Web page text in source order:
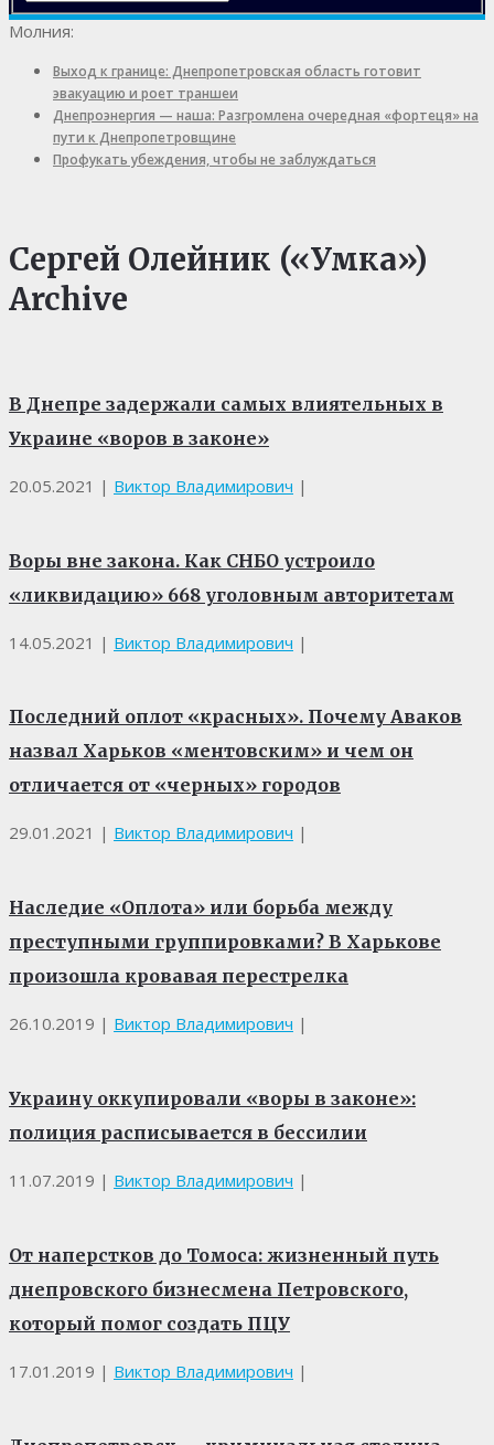
Молния:
Выход к границе: Днепропетровская область готовит
эвакуацию и роет траншеи
Днепроэнергия — наша: Разгромлена очередная «фортеця» на
пути к Днепропетровщине
Профукать убеждения, чтобы не заблуждаться
Сергей Олейник («Умка»)
Archive
В Днепре задержали самых влиятельных в
Украине «воров в законе»
20.05.2021 | Виктор Владимирович |
Воры вне закона. Как СНБО устроило
«ликвидацию» 668 уголовным авторитетам
14.05.2021 | Виктор Владимирович |
Последний оплот «красных». Почему Аваков
назвал Харьков «ментовским» и чем он
отличается от «черных» городов
29.01.2021 | Виктор Владимирович |
Наследие «Оплота» или борьба между
преступными группировками? В Харькове
произошла кровавая перестрелка
26.10.2019 | Виктор Владимирович |
Украину оккупировали «воры в законе»:
полиция расписывается в бессилии
11.07.2019 | Виктор Владимирович |
От наперстков до Томоса: жизненный путь
днепровского бизнесмена Петровского,
который помог создать ПЦУ
17.01.2019 | Виктор Владимирович |